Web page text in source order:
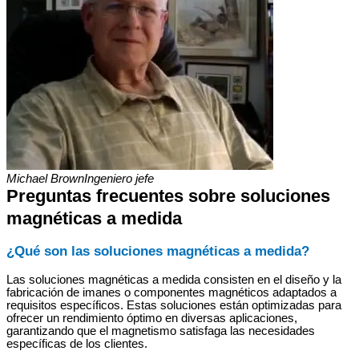
Michael BrownIngeniero jefe
Preguntas frecuentes sobre soluciones
magnéticas a medida
¿Qué son las soluciones magnéticas a medida?
Las soluciones magnéticas a medida consisten en el diseño y la
fabricación de imanes o componentes magnéticos adaptados a
requisitos específicos. Estas soluciones están optimizadas para
ofrecer un rendimiento óptimo en diversas aplicaciones,
garantizando que el magnetismo satisfaga las necesidades
específicas de los clientes.